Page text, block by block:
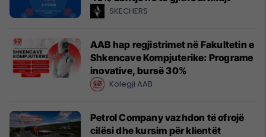
SKECHERS
AAB hap regjistrimet në Fakultetin e
Shkencave Kompjuterike: Programe
inovative, bursë 30%
Kolegji AAB
Petrol Company vazhdon të ofrojë
cilësi dhe kursim për klientët